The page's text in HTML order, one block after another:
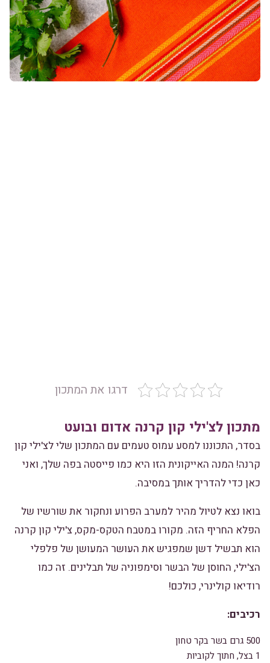
דרגו את המתכון
מתכון לצ'ילי קון קרנה אדום ובועט
בסדר, התכוננו למסע עמוס טעמים עם המתכון שלי לצ'ילי קון
קרנה! המנה האייקונית הזו היא כמו פייסטה בפה שלך, ואני
כאן כדי להדריך אותך במסיבה.
בואו נצא לטיול מהיר למערב הפרוע ונחקור את שורשיו של
הפלא החריף הזה. מקורו במטבח הטקס-מקס, צ'ילי קון קרנה
הוא תבשיל דשן שמפגיש את העושר המעושן של פלפלי
הצ'ילי, החוסן של הבשר וסימפוניה של תבלינים. זה כמו
רודיאו קולינרי, כולכם!
רכיבים:
500 גרם בשר בקר טחון
1 בצל, חתוך לקוביות